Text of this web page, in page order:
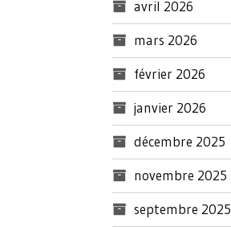
avril 2026
mars 2026
février 2026
janvier 2026
décembre 2025
novembre 2025
septembre 2025